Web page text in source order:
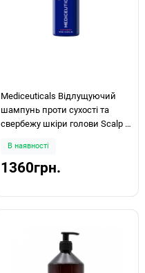
Mediceuticals Відлущуючий
шампунь проти сухості та
свербежу шкіри голови Scalp &
В наявності
1360грн.